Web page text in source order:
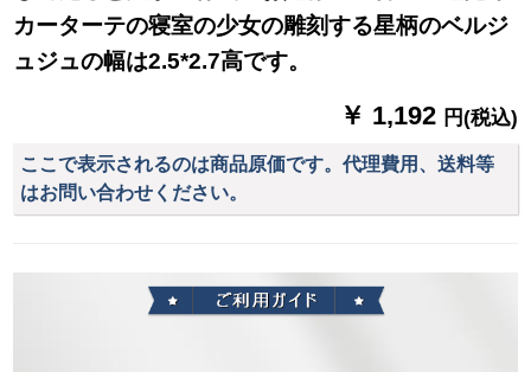
カーターテの寝室の少女の雕刻する星柄のベルジ
ュジュの幅は2.5*2.7高です。
￥ 1,192 円(税込)
ここで表示されるのは商品原価です。代理費用、送料等
はお問い合わせください。